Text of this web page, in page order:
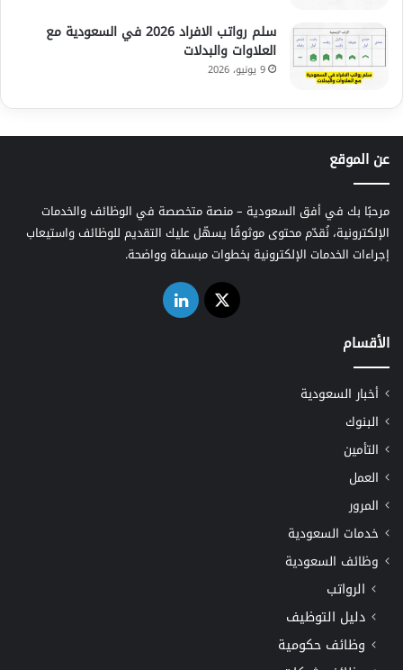
سلم رواتب الافراد 2026 في السعودية مع
العلاوات والبدلات
9 يونيو، 2026
عن الموقع
مرحبًا بك في أفق السعودية – منصة متخصصة في الوظائف والخدمات
الإلكترونية، نُقدّم محتوى موثوقًا يسهّل عليك التقديم للوظائف واستيعاب
إجراءات الخدمات الإلكترونية بخطوات مبسطة وواضحة.
‫X لينكدإن
الأقسام
أخبار السعودية
البنوك
التأمين
العمل
المرور
خدمات السعودية
وظائف السعودية
الرواتب
دليل التوظيف
وظائف حكومية